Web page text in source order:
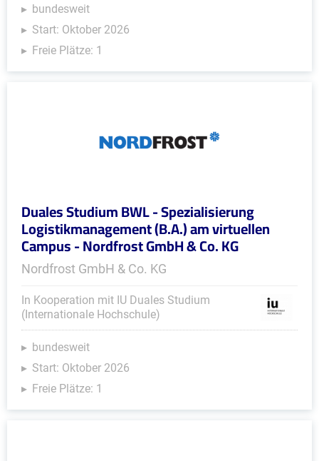
bundesweit
Start: Oktober 2026
Freie Plätze: 1
Duales Studium BWL - Spezialisierung
Logistikmanagement (B.A.) am virtuellen
Campus - Nordfrost GmbH & Co. KG
Nordfrost GmbH & Co. KG
In Kooperation mit IU Duales Studium
(Internationale Hochschule)
bundesweit
Start: Oktober 2026
Freie Plätze: 1